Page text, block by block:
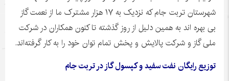
شهرستان تربت جام که نزدیک به ۱۷ هزار مشترک ما از نعمت گاز
بی بهره اندبه همین دلیل از روز گذشته تا کنون همکاران در شرکت
ملی گاز و شرکت پالایش و پخش تمام توان خود را به کار گرفته‌اند.
توزیع رایگان نفت سفید و کپسول گاز در تربت جام